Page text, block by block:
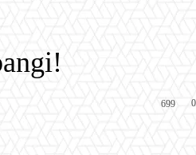
0
699